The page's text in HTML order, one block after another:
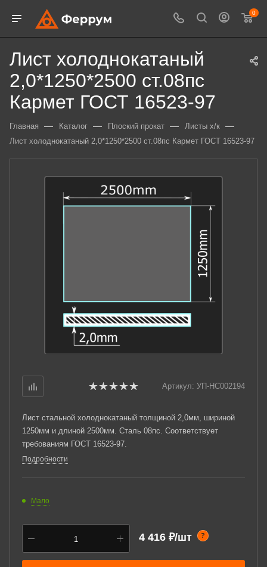
0
Лист холоднокатаный
2,0*1250*2500 ст.08пс
Кармет ГОСТ 16523-97
Главная — Каталог — Плоский прокат — Листы х/к —
Лист холоднокатаный 2,0*1250*2500 ст.08пс Кармет ГОСТ 16523-97
Артикул: УП-НС002194
Лист стальной холоднокатаный толщиной 2,0мм, шириной
1250мм и длиной 2500мм. Сталь 08пс. Соответствует
требованиям ГОСТ 16523-97.
Подробности
Мало
4 416 ₽/шт ?